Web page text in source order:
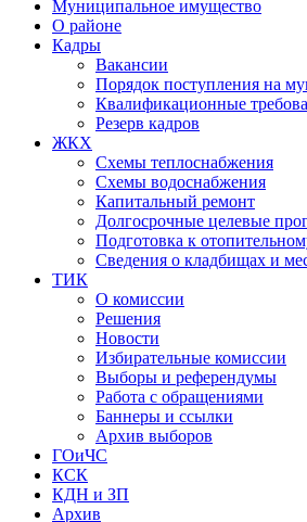
Муниципальное имущество
О районе
Кадры
Вакансии
Порядок поступления на
Квалификационные
Резерв кадров
ЖКХ
Схемы теплоснабжения
Схемы водоснабжения
Капитальный ремонт
Долгосрочные целевые
Подготовка к
Сведения о кладбищах и
ТИК
О комиссии
Решения
Новости
Избирательные комиссии
Выборы и референдумы
Работа с обращениями
Баннеры и ссылки
Архив выборов
ГОиЧС
КСК
КДН и ЗП
Архив